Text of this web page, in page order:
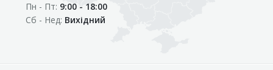
«Цент»
Пн - Пт: 9:00 - 18:00
Сб - Нед: Вихідний